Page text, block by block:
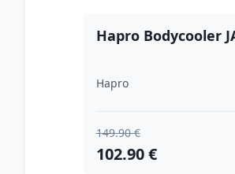
Hapro Bodycooler
Hapro
149.90 €
102.90 €